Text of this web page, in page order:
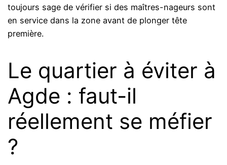
toujours sage de vérifier si des maîtres-nageurs sont
en service dans la zone avant de plonger tête
première.
Le quartier à éviter à
Agde : faut-il
réellement se méfier
?